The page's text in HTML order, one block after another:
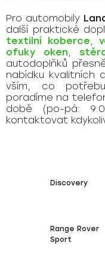
Pro automobily
další praktické
textilní koberce,
ofuky oken,
autodoplňků
nabídku kvalitních
vším, co
poradíme na
době (po-pá:
kontaktovat
Discovery
Range Rover
Sport